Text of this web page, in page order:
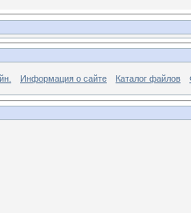
Информация о сайте Каталог файлов